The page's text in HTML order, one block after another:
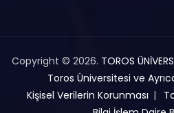
Copyright © 2026. TOROS
Toros Üniversitesi ve
Kişisel Verilerin Korunması